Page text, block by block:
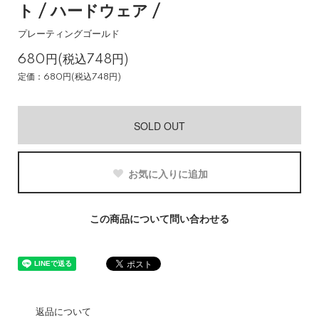
ト / ハードウェア /
プレーティングゴールド
680円(税込748円)
定価：680円(税込748円)
SOLD OUT
お気に入りに追加
この商品について問い合わせる
返品について